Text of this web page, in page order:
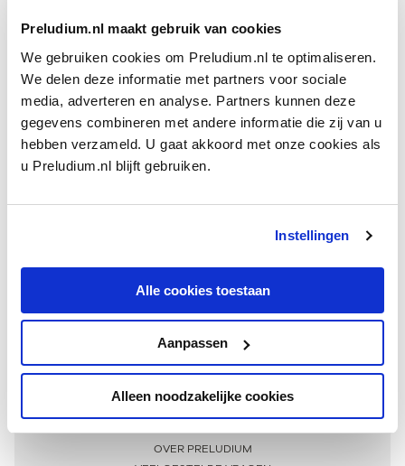
Preludium.nl maakt gebruik van cookies
We gebruiken cookies om Preludium.nl te optimaliseren.
We delen deze informatie met partners voor sociale
media, adverteren en analyse. Partners kunnen deze
gegevens combineren met andere informatie die zij van u
hebben verzameld. U gaat akkoord met onze cookies als
u Preludium.nl blijft gebruiken.
Instellingen
Alle cookies toestaan
Aanpassen
Alleen noodzakelijke cookies
Meer informatie
OVER PRELUDIUM